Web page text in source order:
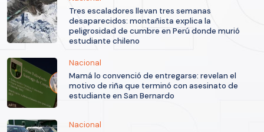
Tres escaladores llevan tres semanas
desaparecidos: montañista explica la
peligrosidad de cumbre en Perú donde murió
estudiante chileno
Nacional
Mamá lo convenció de entregarse: revelan el
motivo de riña que terminó con asesinato de
estudiante en San Bernardo
Nacional